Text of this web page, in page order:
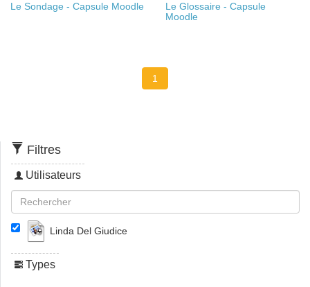
Le Sondage - Capsule Moodle
Le Glossaire - Capsule
Moodle
1
Filtres
Utilisateurs
Linda Del Giudice
Types